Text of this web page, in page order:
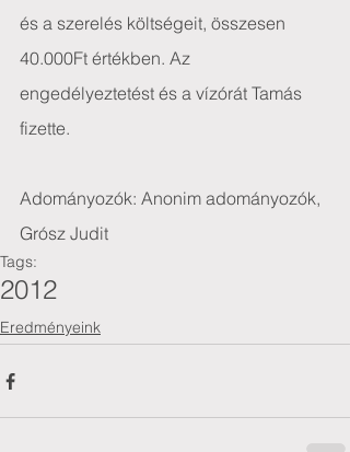
és a szerelés költségeit, összesen
40.000Ft értékben. Az
engedélyeztetést és a vízórát Tamás
fizette.
Adományozók: Anonim adományozók,
Grósz Judit
Tags:
2012
Eredményeink